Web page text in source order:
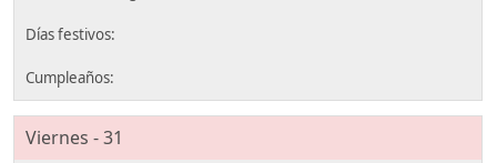
Viernes - 31